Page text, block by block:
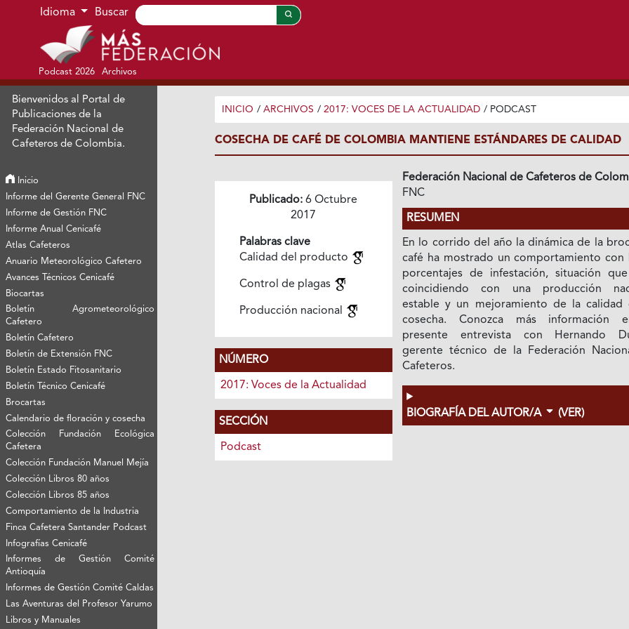
Ir al menú de navegación principal
Ir al contenido principal
Ir al pie de página del sitio
Idioma Buscar
Podcast 2026 Archivos
Bienvenidos al Portal de
Publicaciones de la
Federación Nacional de
Cafeteros de Colombia.
Inicio
Informe del Gerente General FNC
Informe de Gestión FNC
Informe Anual Cenicafé
Atlas Cafeteros
Anuario Meteorológico Cafetero
Avances Técnicos Cenicafé
Biocartas
Boletín Agrometeorológico
Cafetero
Boletín Cafetero
Boletín de Extensión FNC
Boletín Estado Fitosanitario
Boletín Técnico Cenicafé
Brocartas
Calendario de floración y cosecha
Colección Fundación Ecológica
Cafetera
Colección Fundación Manuel Mejía
Colección Libros 80 años
Colección Libros 85 años
Comportamiento de la Industria
Finca Cafetera Santander Podcast
Infografías Cenicafé
Informes de Gestión Comité
Antioquía
Informes de Gestión Comité Caldas
Las Aventuras del Profesor Yarumo
Libros y Manuales
INICIO / ARCHIVOS / 2017: VOCES DE LA ACTUALIDAD / PODCAST
COSECHA DE CAFÉ DE COLOMBIA MANTIENE ESTÁNDARES DE CALIDAD
Publicado: 6 Octubre
2017
Palabras clave
Calidad del producto
Control de plagas
Producción nacional
NÚMERO
2017: Voces de la Actualidad
SECCIÓN
Podcast
Federación Nacional de Cafeteros de
FNC
RESUMEN
En lo corrido del año la dinámica de la
café ha mostrado un comportamiento con
porcentajes de infestación, situación
coincidiendo con una producción
estable y un mejoramiento de la calidad
cosecha. Conozca más información
presente entrevista con Hernando
gerente técnico de la Federación
Cafeteros.
BIOGRAFÍA DEL AUTOR/A (VER)